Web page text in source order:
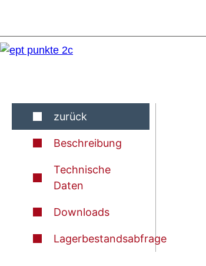
zurück
Beschreibung
Technische
Daten
Downloads
Lagerbestandsabfrage